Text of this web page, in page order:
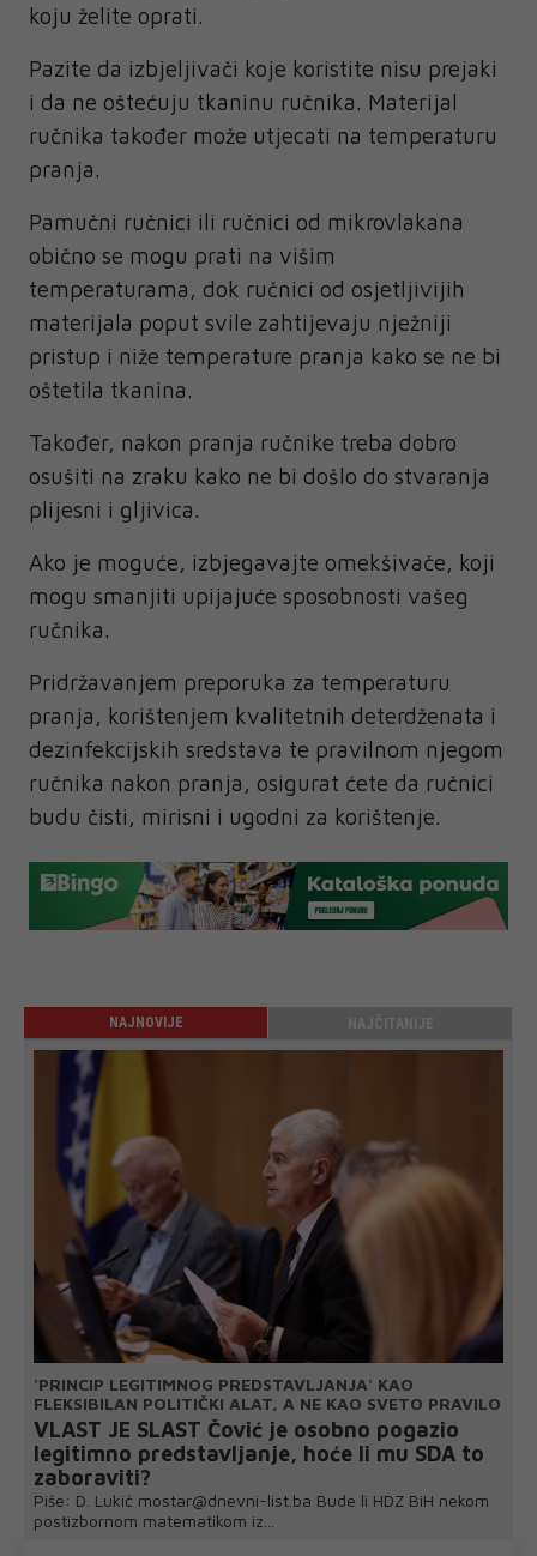
koju želite oprati.
Pazite da izbjeljivači koje koristite nisu prejaki
i da ne oštećuju tkaninu ručnika. Materijal
ručnika također može utjecati na temperaturu
pranja.
Pamučni ručnici ili ručnici od mikrovlakana
obično se mogu prati na višim
temperaturama, dok ručnici od osjetljivijih
materijala poput svile zahtijevaju nježniji
pristup i niže temperature pranja kako se ne bi
oštetila tkanina.
Također, nakon pranja ručnike treba dobro
osušiti na zraku kako ne bi došlo do stvaranja
plijesni i gljivica.
Ako je moguće, izbjegavajte omekšivače, koji
mogu smanjiti upijajuće sposobnosti vašeg
ručnika.
Pridržavanjem preporuka za temperaturu
pranja, korištenjem kvalitetnih deterdženata i
dezinfekcijskih sredstava te pravilnom njegom
ručnika nakon pranja, osigurat ćete da ručnici
budu čisti, mirisni i ugodni za korištenje.
NAJNOVIJE
'PRINCIP LEGITIMNOG PREDSTAVLJANJA' KAO
FLEKSIBILAN POLITIČKI ALAT, A NE KAO SVETO PRAVILO
VLAST JE SLAST Čović je osobno pogazio
legitimno predstavljanje, hoće li mu SDA to
zaboraviti?
Piše: D. Lukić mostar@dnevni-list.ba Bude li HDZ BiH nekom
postizbornom matematikom iz...